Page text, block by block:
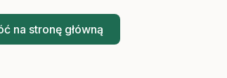
na stronę główną